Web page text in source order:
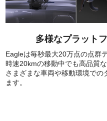
多様なプラット
Eagleは毎秒最大20万点の点群
時速20kmの移動中でも高品質
さまざまな車両や移動環境での
ます。